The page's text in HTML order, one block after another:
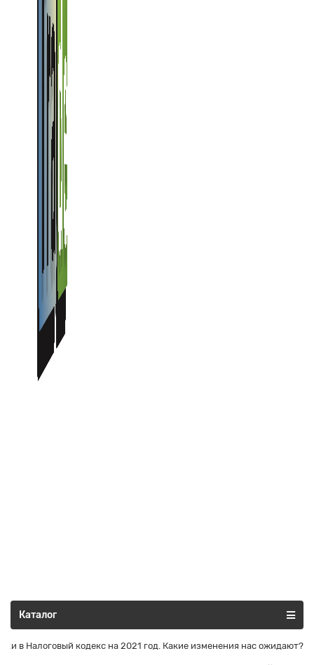
Все категории
Каталог
в Налоговый кодекс на 2021 год. Какие изменения нас ожидают?